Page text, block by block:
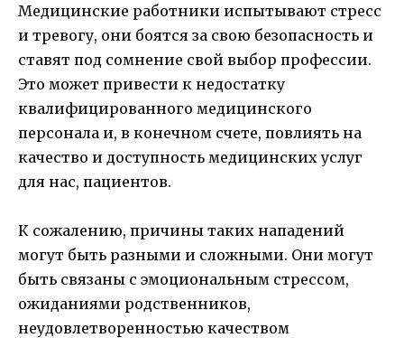
Медицинские работники испытывают стресс
и тревогу, они боятся за свою безопасность и
ставят под сомнение свой выбор профессии.
Это может привести к недостатку
квалифицированного медицинского
персонала и, в конечном счете, повлиять на
качество и доступность медицинских услуг
для нас, пациентов.
К сожалению, причины таких нападений
могут быть разными и сложными. Они могут
быть связаны с эмоциональным стрессом,
ожиданиями родственников,
неудовлетворенностью качеством